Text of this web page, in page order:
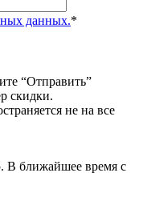
данных.*
“Отправить”
скидки.
не на все
В ближайшее время с